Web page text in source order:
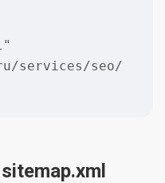
services/seo/